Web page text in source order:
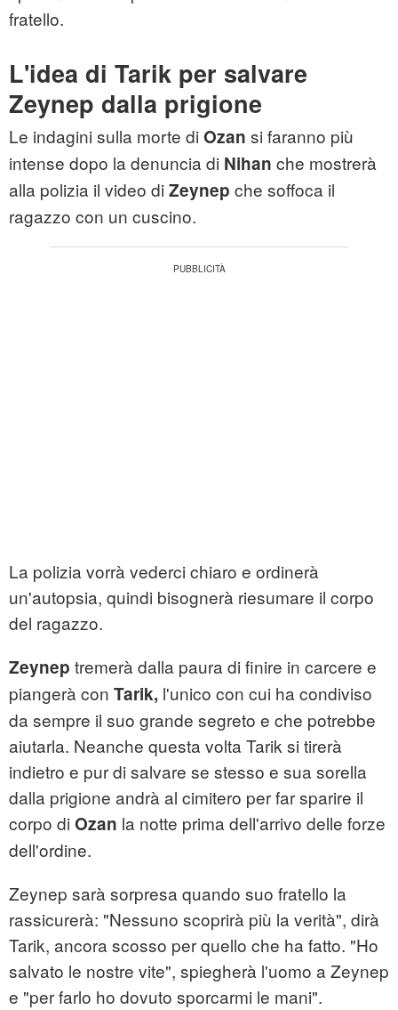
fratello.
L'idea di Tarik per salvare
Zeynep dalla prigione
Le indagini sulla morte di Ozan si faranno più
intense dopo la denuncia di Nihan che mostrerà
alla polizia il video di Zeynep che soffoca il
ragazzo con un cuscino.
La polizia vorrà vederci chiaro e ordinerà
un'autopsia, quindi bisognerà riesumare il corpo
del ragazzo.
Zeynep tremerà dalla paura di finire in carcere e
piangerà con Tarik, l'unico con cui ha condiviso
da sempre il suo grande segreto e che potrebbe
aiutarla. Neanche questa volta Tarik si tirerà
indietro e pur di salvare se stesso e sua sorella
dalla prigione andrà al cimitero per far sparire il
corpo di Ozan la notte prima dell'arrivo delle forze
dell'ordine.
Zeynep sarà sorpresa quando suo fratello la
rassicurerà: "Nessuno scoprirà più la verità", dirà
Tarik, ancora scosso per quello che ha fatto. "Ho
salvato le nostre vite", spiegherà l'uomo a Zeynep
e "per farlo ho dovuto sporcarmi le mani".